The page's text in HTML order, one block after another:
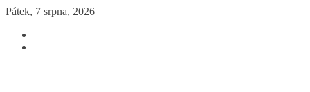
Přeskočit
obsah
Pátek, 7 srpna, 2026